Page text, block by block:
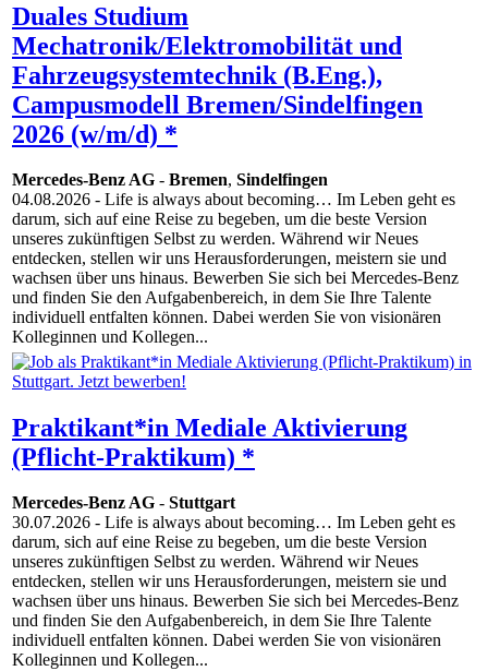
Duales Studium
Mechatronik/Elektromobilität und
Fahrzeugsystemtechnik (B.Eng.),
Campusmodell Bremen/Sindelfingen
2026 (w/m/d) *
Mercedes-Benz AG - Bremen, Sindelfingen
04.08.2026 - Life is always about becoming… Im Leben geht es
darum, sich auf eine Reise zu begeben, um die beste Version
unseres zukünftigen Selbst zu werden. Während wir Neues
entdecken, stellen wir uns Herausforderungen, meistern sie und
wachsen über uns hinaus. Bewerben Sie sich bei Mercedes-Benz
und finden Sie den Aufgabenbereich, in dem Sie Ihre Talente
individuell entfalten können. Dabei werden Sie von visionären
Kolleginnen und Kollegen...
Praktikant*in Mediale Aktivierung
(Pflicht-Praktikum) *
Mercedes-Benz AG - Stuttgart
30.07.2026 - Life is always about becoming… Im Leben geht es
darum, sich auf eine Reise zu begeben, um die beste Version
unseres zukünftigen Selbst zu werden. Während wir Neues
entdecken, stellen wir uns Herausforderungen, meistern sie und
wachsen über uns hinaus. Bewerben Sie sich bei Mercedes-Benz
und finden Sie den Aufgabenbereich, in dem Sie Ihre Talente
individuell entfalten können. Dabei werden Sie von visionären
Kolleginnen und Kollegen...